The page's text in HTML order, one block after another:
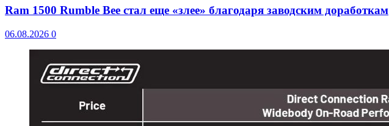
Ram 1500 Rumble Bee стал еще «злее» благодаря заводским доработкам
06.08.2026 0